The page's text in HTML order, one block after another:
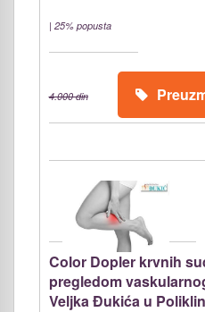
| 25% popusta
4.000 din
Color Dopler krvnih
pregledom
Veljka Đukića u